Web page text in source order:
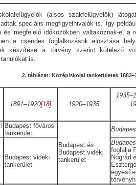
(alsós szakfelügyelők)
speciális megfigyelnivalók is. Így
és megfelelő időközökben váltakoznak-e, a
a csendes foglalkozások elosztása
készítése a törvény szerint kötelező
is.
2. táblázat: Középiskolai tankerületek 1883–
1891–1920[18] 1920–1935
Budapest fővárosi
tankerület
Budapest és
Budapest vidéki
tankerület
Budapest vidéki
tankerület
foglalja
Nógrád